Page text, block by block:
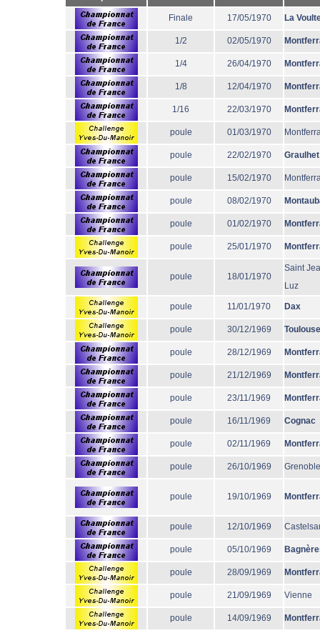
Finale 17/05/1970 La
1/2 02/05/1970
1/4 26/04/1970
1/8 12/04/1970
1/16 22/03/1970
poule 01/03/1970
poule 22/02/1970 Graulhet
poule 15/02/1970
poule 08/02/1970
poule 01/02/1970
poule 25/01/1970
poule 18/01/1970
Saint
Luz
poule 11/01/1970 Dax
poule 30/12/1969 Toulouse
poule 28/12/1969
poule 21/12/1969
poule 23/11/1969
poule 16/11/1969 Cognac
poule 02/11/1969
poule 26/10/1969 Grenoble
poule 19/10/1969
poule 12/10/1969
poule 05/10/1969
poule 28/09/1969
poule 21/09/1969 Vienne
poule 14/09/1969